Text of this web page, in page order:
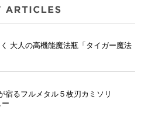
大人の高機能魔法瓶「タイガー魔法
宿るフルメタル５枚刃カミソリ
ー